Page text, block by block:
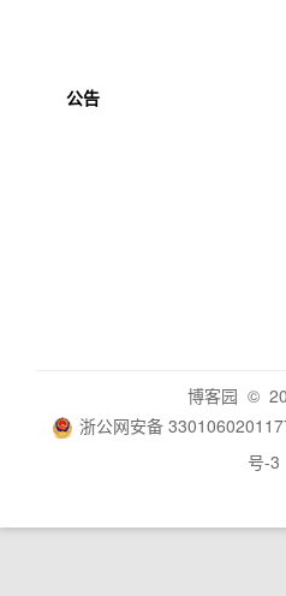
公告
博客园 ©
浙公网安备
号-3